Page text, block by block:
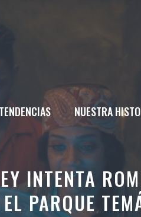
TENDENCIAS NUESTRA
INTENTA
PARQUE